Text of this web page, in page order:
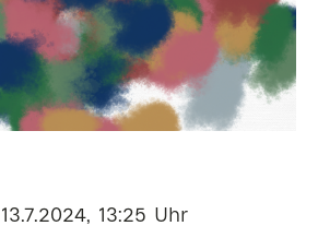
13:25 Uhr